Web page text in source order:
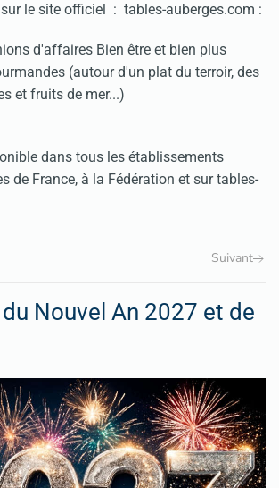
le site officiel : tables-auberges.com :
d'affaires Bien être et bien plus
(autour d'un plat du terroir, des
et fruits de mer...)
dans tous les établissements
de France, à la Fédération et sur tables-
Suivant
Nouvel An 2027 et de